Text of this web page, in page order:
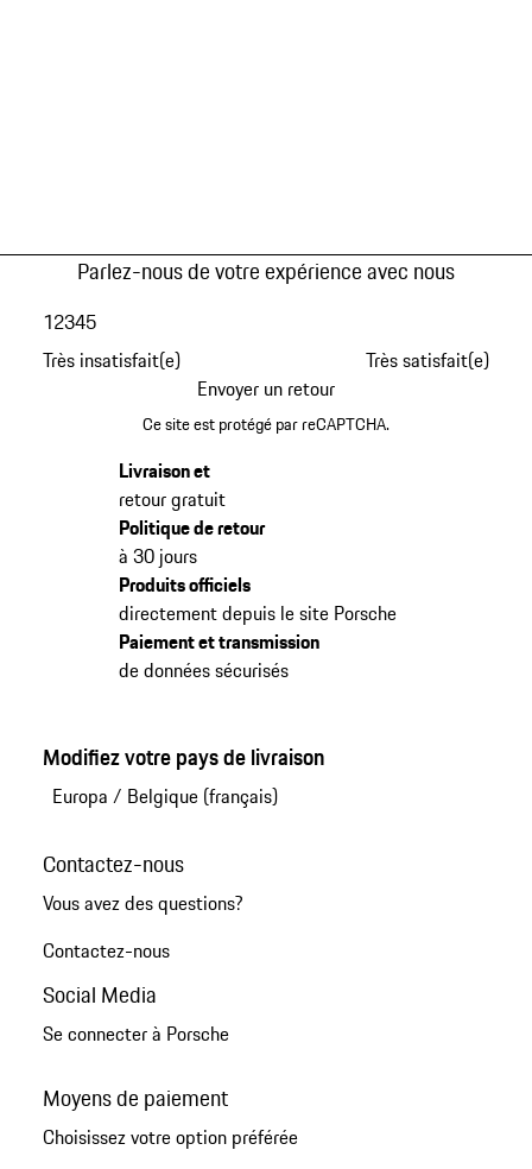
Parlez-nous de votre expérience avec nous
Très insatisfait(e)
12345
Très satisfait(e)
Envoyer un retour
Ce site est protégé par reCAPTCHA.
Livraison et
retour gratuit
Politique de retour
à 30 jours
Produits officiels
directement depuis le site Porsche
Paiement et transmission
de données sécurisés
Modifiez votre pays de livraison
Europa / Belgique (français)
Contactez-nous
Vous avez des questions?
Contactez-nous
Social Media
Se connecter à Porsche
Moyens de paiement
Choisissez votre option préférée